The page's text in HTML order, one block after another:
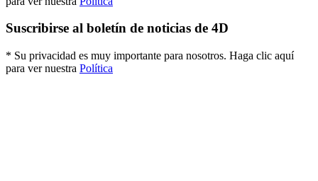
Suscribirse al boletín de noticias de 4D
* Su privacidad es muy importante para nosotros. Haga clic aquí
para ver nuestra Política